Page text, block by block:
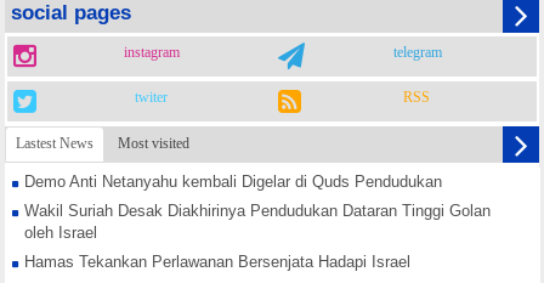
social pages
instagram telegram
twiter RSS
Lastest News Most visited
Demo Anti Netanyahu kembali Digelar di Quds Pendudukan
Wakil Suriah Desak Diakhirinya Pendudukan Dataran Tinggi Golan
oleh Israel
Hamas Tekankan Perlawanan Bersenjata Hadapi Israel